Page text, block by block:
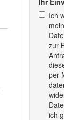
Ihr
Ich
zur
per
ich